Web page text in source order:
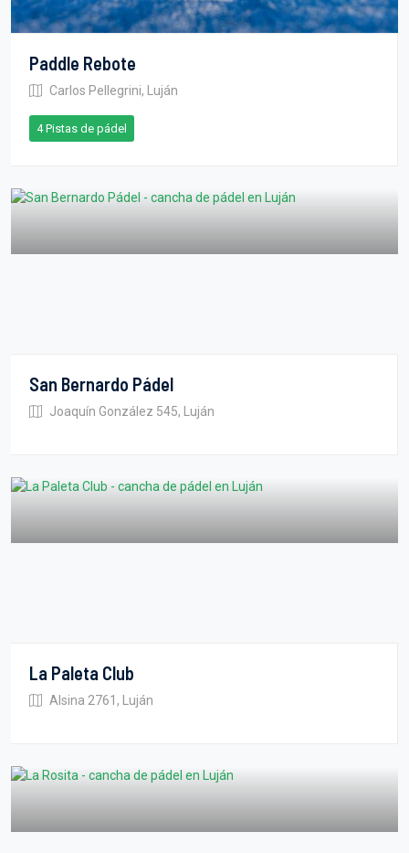
Paddle Rebote
Carlos Pellegrini, Luján
4 Pistas de pádel
San Bernardo Pádel
Joaquín González 545, Luján
La Paleta Club
Alsina 2761, Luján